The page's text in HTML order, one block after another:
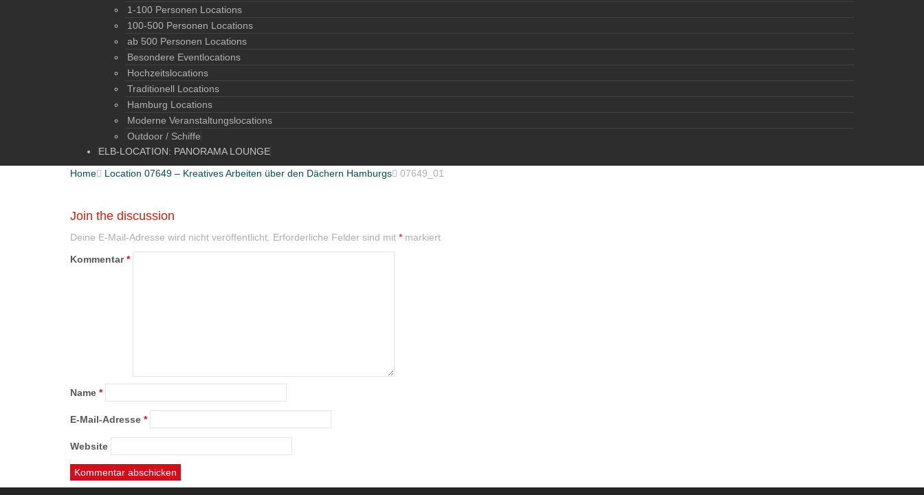
1-100 Personen Locations
100-500 Personen Locations
ab 500 Personen Locations
Besondere Eventlocations
Hochzeitslocations
Traditionell Locations
Hamburg Locations
Moderne Veranstaltungslocations
Outdoor / Schiffe
ELB-LOCATION: PANORAMA LOUNGE
Home Location 07649 – Kreatives Arbeiten über den Dächern Hamburgs 07649_01
Join the discussion
Deine E-Mail-Adresse wird nicht veröffentlicht. Erforderliche Felder sind mit * markiert
Kommentar*
Name *
E-Mail-Adresse *
Website